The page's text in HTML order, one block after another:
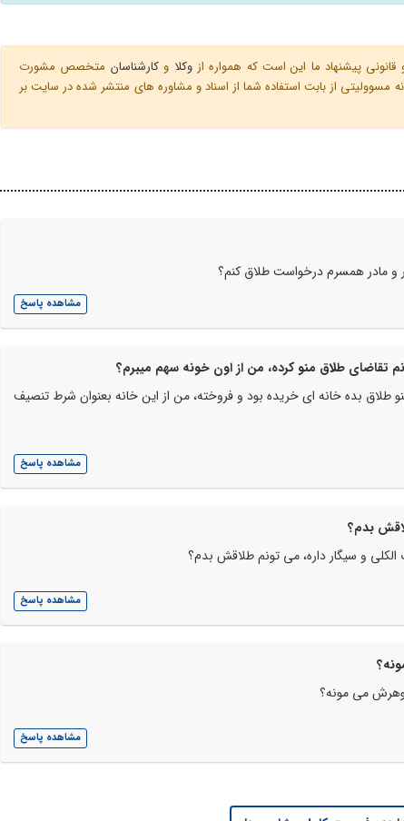
پیشنهاد ما این است که همواره ازوکلا وکارشناسان متخصص مشورت
مسوولیتی از بابت استفاده شما از اسناد و مشاوره های منتشر شده در سایت بر
و مادر همسرم درخواست طلاق کنم؟
مشاهده پاسخ
تقاضای طلاق منو کرده، من از اون خونه سهم میبرم؟
طلاق بده خانه ای خریده بود و فروخته، من از این خانه بعنوان شرط تنصیف
مشاهده پاسخ
بدم؟
و سیگار داره، می تونم طلاقش بدم؟
مشاهده پاسخ
می مونه؟
مشاهده پاسخ